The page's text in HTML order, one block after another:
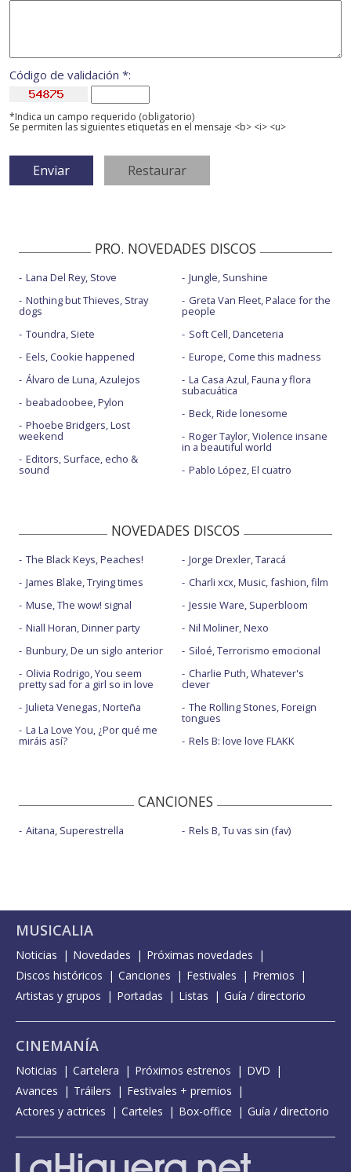
Código de validación *:
*Indica un campo requerido (obligatorio)
Se permiten las siguientes etiquetas en el mensaje <b> <i> <u>
PRO. NOVEDADES DISCOS
Lana Del Rey, Stove
Nothing but Thieves, Stray
dogs
Toundra, Siete
Eels, Cookie happened
Álvaro de Luna, Azulejos
beabadoobee, Pylon
Phoebe Bridgers, Lost
weekend
Editors, Surface, echo &
sound
Jungle, Sunshine
Greta Van Fleet, Palace for the
people
Soft Cell, Danceteria
Europe, Come this madness
La Casa Azul, Fauna y flora
subacuática
Beck, Ride lonesome
Roger Taylor, Violence insane
in a beautiful world
Pablo López, El cuatro
NOVEDADES DISCOS
The Black Keys, Peaches!
James Blake, Trying times
Muse, The wow! signal
Niall Horan, Dinner party
Bunbury, De un siglo anterior
Olivia Rodrigo, You seem
pretty sad for a girl so in love
Julieta Venegas, Norteña
La La Love You, ¿Por qué me
miráis así?
Jorge Drexler, Taracá
Charli xcx, Music, fashion, film
Jessie Ware, Superbloom
Nil Moliner, Nexo
Siloé, Terrorismo emocional
Charlie Puth, Whatever's
clever
The Rolling Stones, Foreign
tongues
Rels B: love love FLAKK
CANCIONES
Aitana, Superestrella Rels B, Tu vas sin (fav)
MUSICALIA
Noticias Novedades
Próximas novedades
Discos históricos
Canciones Festivales
Premios
Artistas y grupos
Portadas Listas Guía / directorio
CINEMANÍA
Noticias Cartelera Próximos estrenos
DVD
Avances
Tráilers
Festivales + premios
Actores y actrices
Carteles Box-office Guía / directorio